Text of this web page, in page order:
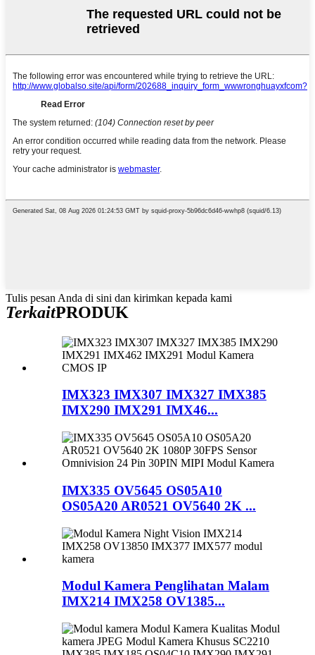
Tulis pesan Anda di sini dan kirimkan kepada kami
TerkaitPRODUK
IMX323 IMX307 IMX327 IMX385
IMX290 IMX291 IMX46...
IMX335 OV5645 OS05A10
OS05A20 AR0521 OV5640 2K ...
Modul Kamera Penglihatan Malam
IMX214 IMX258 OV1385...